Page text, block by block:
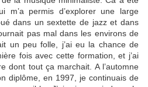
m’a permis d’explorer une large
dans un sextette de jazz et dans
pas mal dans les environs de
un peu folle, j’ai eu la chance de
fois avec cette formation, et j’ai
dont tout ça marchait. A l’automne
diplôme, en 1997, je continuais de